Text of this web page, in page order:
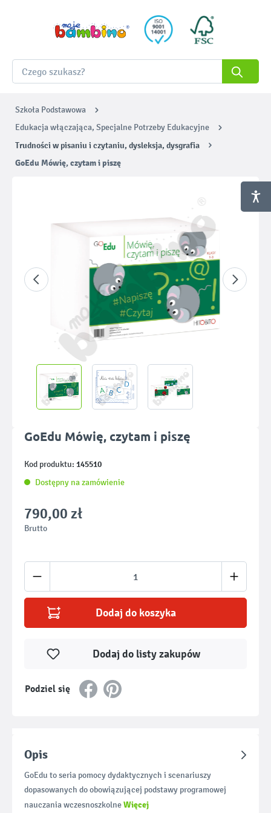
Szkoła Podstawowa
Edukacja włączająca, Specjalne Potrzeby Edukacyjne
Trudności w pisaniu i czytaniu, dysleksja, dysgrafia
GoEdu Mówię, czytam i piszę
GoEdu Mówię, czytam i piszę
Kod produktu: 145510
Dostępny na zamówienie
790,00 zł
Brutto
Ilość produktu: Wprowadź żądaną ilość
Dodaj do koszyka
Podziel się
Dodaj do listy zakupów
Opis
GoEdu to seria pomocy dydaktycznych i scenariuszy
dopasowanych do obowiązującej podstawy programowej
nauczania wczesnoszkolneWięcej